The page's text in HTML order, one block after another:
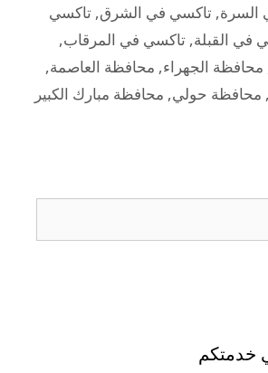
السرة, تاكسي في الشرق, تاكسي
في القبلة, تاكسي في المرقاب,
محافظة الجهراء, محافظة العاصمة,
, محافظة حولي, محافظة مبارك الكبير
خدمتكم